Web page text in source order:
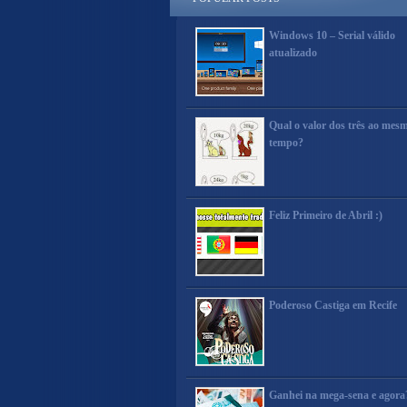
Windows 10 – Serial válido
atualizado
Qual o valor dos três ao
tempo?
Feliz Primeiro de Abril :)
Poderoso Castiga em Recife
Ganhei na mega-sena e